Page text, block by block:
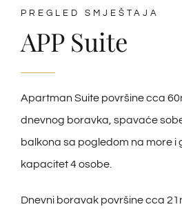
PREGLED SMJEŠTAJA
APP Suite
Apartman Suite površine cca
dnevnog boravka, spavaće
balkona sa pogledom na more i
kapacitet 4 osobe.
Dnevni boravak površine cca